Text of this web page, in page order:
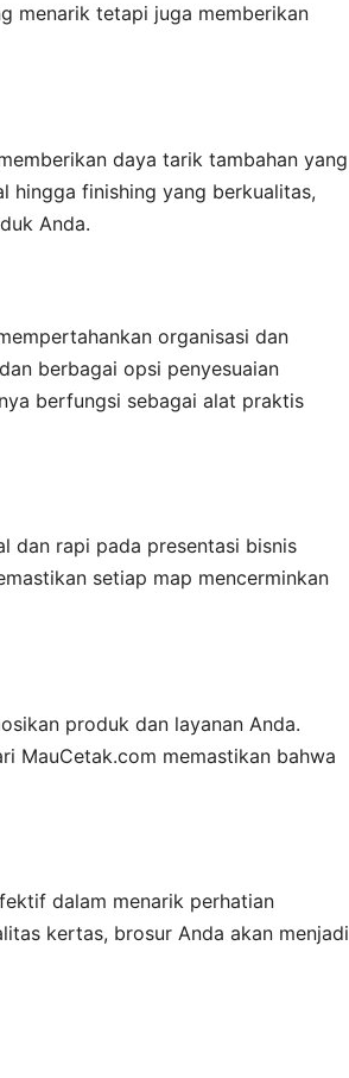
menarik tetapi juga memberikan
daya tarik tambahan yang
hingga finishing yang berkualitas,
Anda.
organisasi dan
berbagai opsi penyesuaian
berfungsi sebagai alat praktis
dan rapi pada presentasi bisnis
setiap map mencerminkan
produk dan layanan Anda.
MauCetak.com memastikan bahwa
dalam menarik perhatian
kertas, brosur Anda akan menjadi